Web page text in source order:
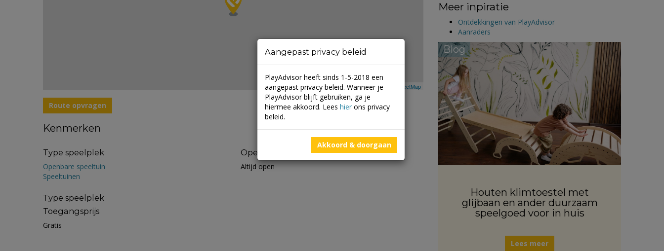
Leaflet | ©Mapbox © OpenStreetMap
Route opvragen
Kenmerken
Type speelplek
Openbare speeltuin
Speeltuinen
Type speelplek
Toegangsprijs
Gratis
Openingstijden
Altijd open
Meer inpiratie
Ontdekkingen van PlayAdvisor
Aanraders
Blog
Houten klimtoestel met
glijbaan en ander duurzaam
speelgoed voor in huis
Lees meer
Aangepast privacy beleid
PlayAdvisor heeft sinds 1-5-2018 een
aangepast privacy beleid. Wanneer je
PlayAdvisor blijft gebruiken, ga je
hiermee akkoord. Lees hier ons privacy
beleid.
Akkoord & doorgaan